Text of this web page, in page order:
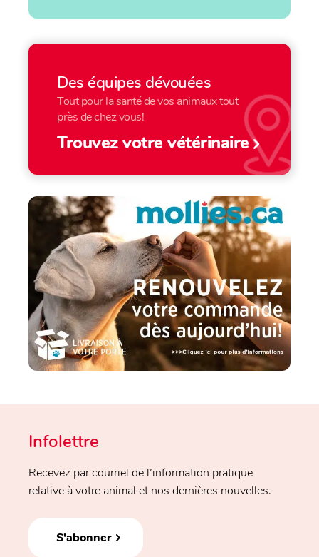
Des équipes dévouées
Tout pour la santé de vos animaux tout
près de chez vous!
Trouvez votre vétérinaire
Infolettre
Recevez par courriel de l’information pratique
relative à votre animal et nos dernières nouvelles.
S'abonner